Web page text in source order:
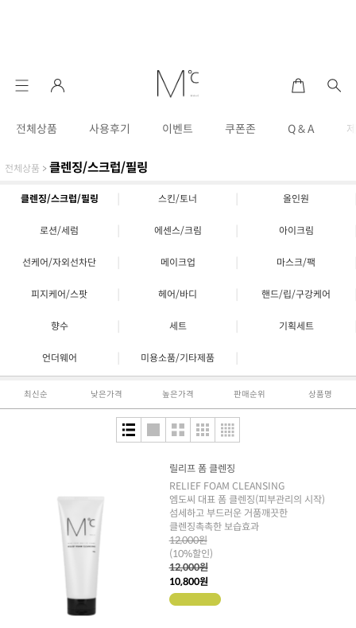
전체상품 사용후기 이벤트 쿠폰존 Q & A
전체상품 > 클렌징/스크럽/필링
클렌징/스크럽/필링 스킨/토너 올인원
로션/세럼 에센스/크림 아이크림
선케어/자외선차단 메이크업 마스크/팩
피지케어/스팟 헤어/바디 핸드/립/구강케어
향수 세트 기획세트
언더웨어 미용소품/기타제품
최신순 낮은가격 높은가격 판매순위 상품명
릴리프 폼 클렌징
RELIEF FOAM CLEANSING
엠도씨 대표 폼 클렌징(피부관리의 시작)
섬세하고 부드러운 거품깨끗한
클렌징촉촉한 보습효과
12,000원
(10%할인)
12,000원
10,800원